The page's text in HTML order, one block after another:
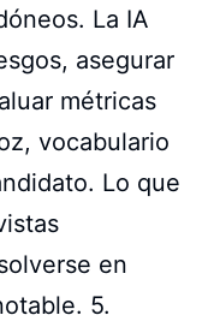
La IA
asegurar
métricas
vocabulario
Lo que
en
5.